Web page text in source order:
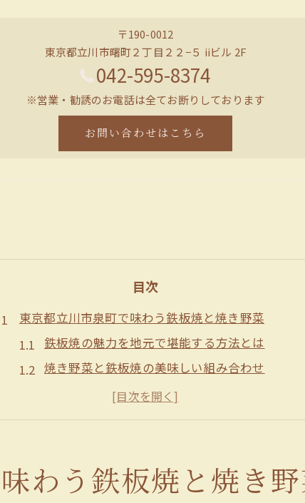
〒190-0012
東京都立川市曙町２丁目２２−５ iiビル 2F
042-595-8374
※営業・勧誘のお電話は全てお断りしております
お問い合わせはこちら
目次
東京都立川市泉町で味わう鉄板焼と焼き野菜
鉄板焼の魅力を地元で堪能する方法とは
焼き野菜と鉄板焼の美味しい組み合わせ
旬の食材が引き立つ鉄板焼体験の魅力
鉄板焼を通じて立川グルメを再発見する
香ばしさを引き出す鉄板焼きの魅力解説
鉄板焼が生み出す香ばしさの秘密に迫る
わう鉄板焼と焼き